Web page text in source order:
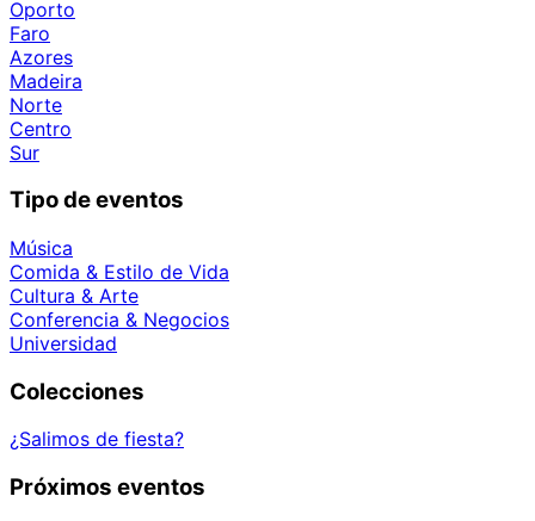
Oporto
Faro
Azores
Madeira
Norte
Centro
Sur
Tipo de eventos
Música
Comida & Estilo de Vida
Cultura & Arte
Conferencia & Negocios
Universidad
Colecciones
¿Salimos de fiesta?
Próximos eventos